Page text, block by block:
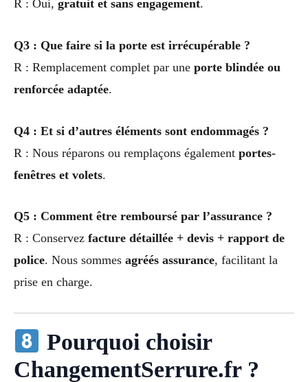
R : Oui, gratuit et sans engagement.
Q3 : Que faire si la porte est irrécupérable ?
R : Remplacement complet par une porte blindée ou
renforcée adaptée.
Q4 : Et si d’autres éléments sont endommagés ?
R : Nous réparons ou remplaçons également portes-
fenêtres et volets.
Q5 : Comment être remboursé par l’assurance ?
R : Conservez facture détaillée + devis + rapport de
police. Nous sommes agréés assurance, facilitant la
prise en charge.
Pourquoi choisir
ChangementSerrure.fr ?